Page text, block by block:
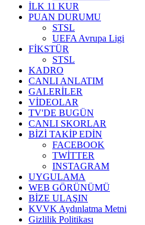
İLK 11 KUR
PUAN DURUMU
STSL
UEFA Avrupa Ligi
FİKSTÜR
STSL
KADRO
CANLI ANLATIM
GALERİLER
VİDEOLAR
TV'DE BUGÜN
CANLI SKORLAR
BİZİ TAKİP EDİN
FACEBOOK
TWİTTER
INSTAGRAM
UYGULAMA
WEB GÖRÜNÜMÜ
BİZE ULAŞIN
KVVK Aydınlatma Metni
Gizlilik Politikası